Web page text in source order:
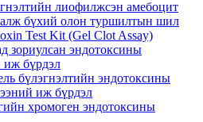
лиофилжсэн амебоцит
бүхий олон туршилтын шил
Test Kit (Gel Clot Assay)
зориулсан эндотоксины
бүрдэл
бүлэгнэлтийн эндотоксины
иж бүрдэл
хромоген эндотоксины